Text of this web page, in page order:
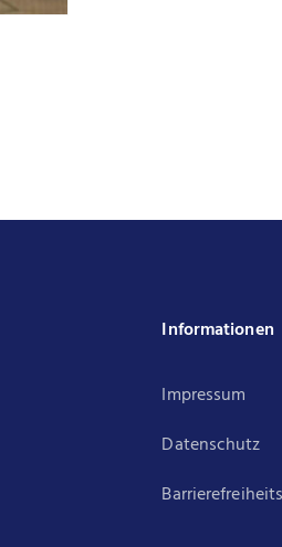
Informationen
Impressum
Datenschutz